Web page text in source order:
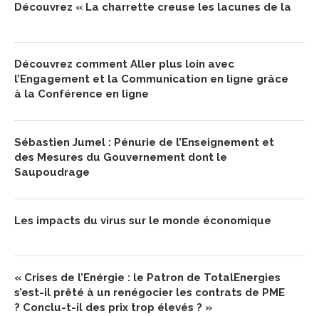
Découvrez « La charrette creuse les lacunes de la
Découvrez comment Aller plus loin avec
l’Engagement et la Communication en ligne grâce
à la Conférence en ligne
Sébastien Jumel : Pénurie de l’Enseignement et
des Mesures du Gouvernement dont le
Saupoudrage
Les impacts du virus sur le monde économique
« Crises de l’Enérgie : le Patron de TotalEnergies
s’est-il prêté à un renégocier les contrats de PME
? Conclu-t-il des prix trop élevés ? »